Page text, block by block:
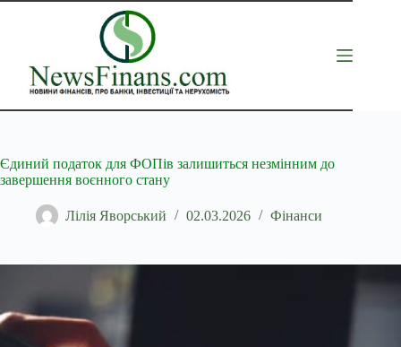
Перейти
Єдиний податок для ФОПів залишиться незмінним до
завершення воєнного стану
Лілія Яворський 02.03.2026 Фінанси